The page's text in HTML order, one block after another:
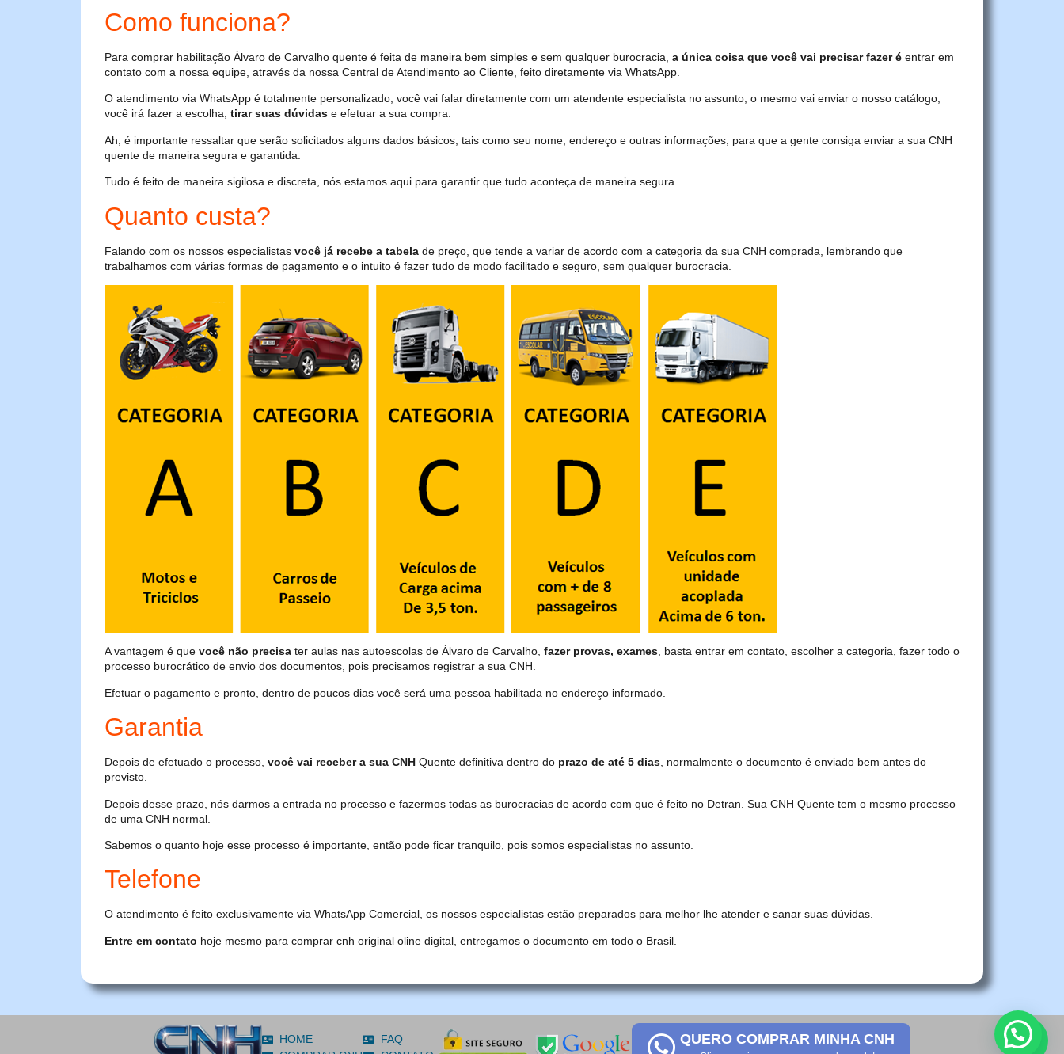
Como funciona?
Para comprar habilitação Álvaro de Carvalho quente é feita de maneira bem simples e sem qualquer burocracia, a única coisa que você vai precisar fazer é entrar em
contato com a nossa equipe, através da nossa Central de Atendimento ao Cliente, feito diretamente via WhatsApp.
O atendimento via WhatsApp é totalmente personalizado, você vai falar diretamente com um atendente especialista no assunto, o mesmo vai enviar o nosso catálogo,
você irá fazer a escolha, tirar suas dúvidas e efetuar a sua compra.
Ah, é importante ressaltar que serão solicitados alguns dados básicos, tais como seu nome, endereço e outras informações, para que a gente consiga enviar a sua CNH
quente de maneira segura e garantida.
Tudo é feito de maneira sigilosa e discreta, nós estamos aqui para garantir que tudo aconteça de maneira segura.
Quanto custa?
Falando com os nossos especialistas você já recebe a tabela de preço, que tende a variar de acordo com a categoria da sua CNH comprada, lembrando que
trabalhamos com várias formas de pagamento e o intuito é fazer tudo de modo facilitado e seguro, sem qualquer burocracia.
A vantagem é que você não precisa ter aulas nas autoescolas de Álvaro de Carvalho, fazer provas, exames, basta entrar em contato, escolher a categoria, fazer todo o
processo burocrático de envio dos documentos, pois precisamos registrar a sua CNH.
Efetuar o pagamento e pronto, dentro de poucos dias você será uma pessoa habilitada no endereço informado.
Garantia
Depois de efetuado o processo, você vai receber a sua CNH Quente definitiva dentro do prazo de até 5 dias, normalmente o documento é enviado bem antes do
previsto.
Depois desse prazo, nós darmos a entrada no processo e fazermos todas as burocracias de acordo com que é feito no Detran. Sua CNH Quente tem o mesmo processo
de uma CNH normal.
Sabemos o quanto hoje esse processo é importante, então pode ficar tranquilo, pois somos especialistas no assunto.
Telefone
O atendimento é feito exclusivamente via WhatsApp Comercial, os nossos especialistas estão preparados para melhor lhe atender e sanar suas dúvidas.
Entre em contato hoje mesmo para comprar cnh original oline digital, entregamos o documento em todo o Brasil.
HOME
FAQ
QUERO COMPRAR MINHA CNH